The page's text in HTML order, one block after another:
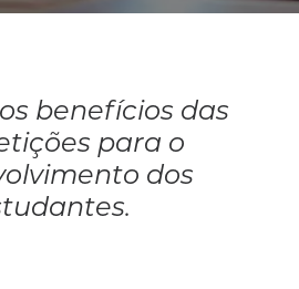
benefícios das
para o
dos